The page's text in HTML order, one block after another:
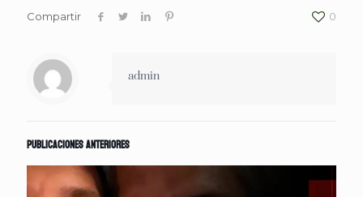
Compartir 0
admin
Publicaciones anteriores